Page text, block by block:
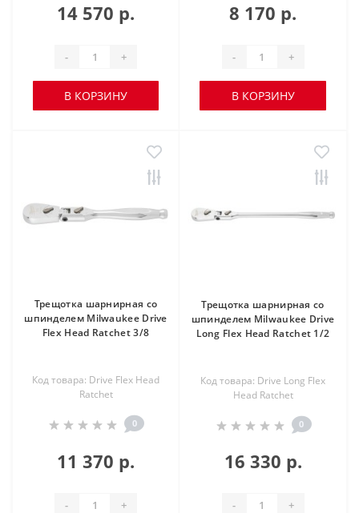
14 570 р.
- +
В КОРЗИНУ
8 170 р.
- +
В КОРЗИНУ
Трещотка шарнирная со
шпинделем Milwaukee Drive
Flex Head Ratchet 3/8
Код товара: Drive Flex Head
Ratchet
0
11 370 р.
- +
Трещотка шарнирная со
шпинделем Milwaukee Drive
Long Flex Head Ratchet 1/2
Код товара: Drive Long Flex
Head Ratchet
0
16 330 р.
- +